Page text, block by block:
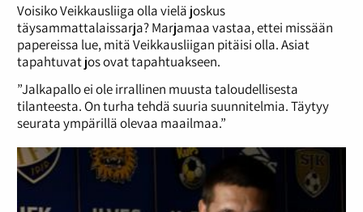
Voisiko Veikkausliiga olla vielä joskus
täysammattalaissarja? Marjamaa vastaa, ettei missään
papereissa lue, mitä Veikkausliigan pitäisi olla. Asiat
tapahtuvat jos ovat tapahtuakseen.
”Jalkapallo ei ole irrallinen muusta taloudellisesta
tilanteesta. On turha tehdä suuria suunnitelmia. Täytyy
seurata ympärillä olevaa maailmaa.”